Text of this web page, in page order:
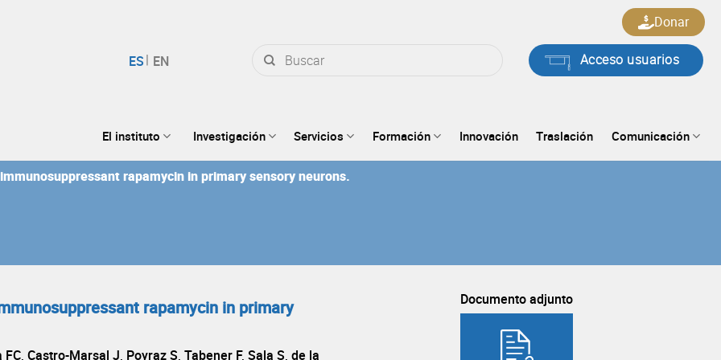
por:
Acceso usuarios
Donar
El instituto Investigación Servicios Formación Innovación Traslación Comunicación
rapamycin in primary sensory neurons.
rapamycin in primary
Castro-Marsal J, Poyraz S, Tabener F, Sala S, de la
Documento adjunto